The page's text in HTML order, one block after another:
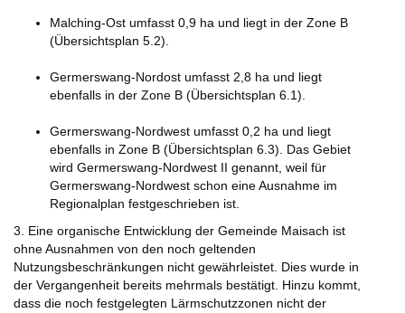
Malching-Ost umfasst 0,9 ha und liegt in der Zone B
(Übersichtsplan 5.2).
Germerswang-Nordost umfasst 2,8 ha und liegt
ebenfalls in der Zone B (Übersichtsplan 6.1).
Germerswang-Nordwest umfasst 0,2 ha und liegt
ebenfalls in Zone B (Übersichtsplan 6.3). Das Gebiet
wird Germerswang-Nordwest II genannt, weil für
Germerswang-Nordwest schon eine Ausnahme im
Regionalplan festgeschrieben ist.
3. Eine organische Entwicklung der Gemeinde Maisach ist
ohne Ausnahmen von den noch geltenden
Nutzungsbeschränkungen nicht gewährleistet. Dies wurde in
der Vergangenheit bereits mehrmals bestätigt. Hinzu kommt,
dass die noch festgelegten Lärmschutzzonen nicht der